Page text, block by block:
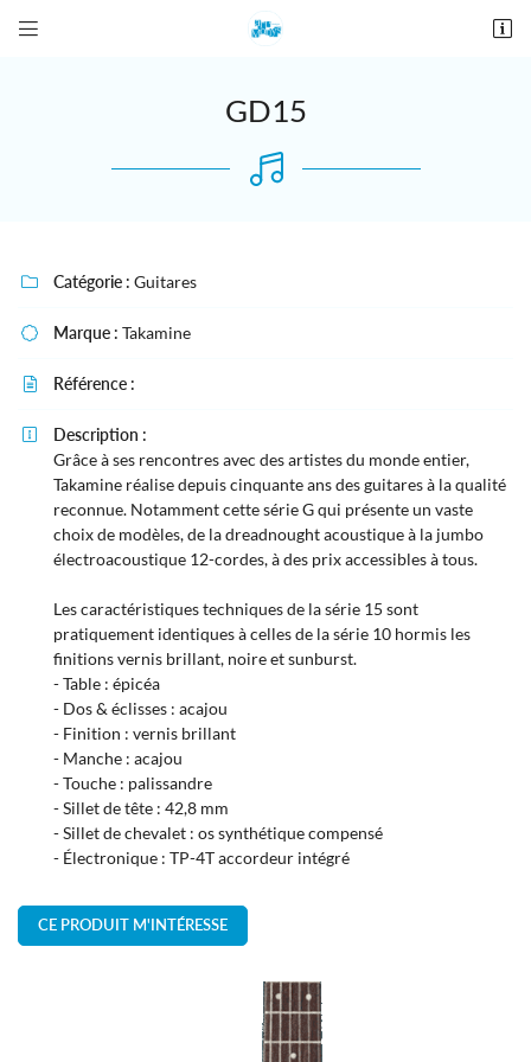
 
Recopier le code ci-contre
Rafraîchir le captcha
En cochant cette case, vous consentez à recevoir nos propositions commerciales à
l'adresse email indiqué ci-dessus. Vous pouvez vous désinscrire à tout moment en
INSCRIPTION
GD15
 Catégorie : Guitares
 Marque : Takamine
 Référence :

Description :
Grâce à ses rencontres avec des artistes du monde entier,
Takamine réalise depuis cinquante ans des guitares à la qualité
reconnue. Notamment cette série G qui présente un vaste
choix de modèles, de la dreadnought acoustique à la jumbo
électroacoustique 12-cordes, à des prix accessibles à tous.
Les caractéristiques techniques de la série 15 sont
pratiquement identiques à celles de la série 10 hormis les
finitions vernis brillant, noire et sunburst.
- Table : épicéa
- Dos & éclisses : acajou
- Finition : vernis brillant
- Manche : acajou
- Touche : palissandre
- Sillet de tête : 42,8 mm
- Sillet de chevalet : os synthétique compensé
- Électronique : TP-4T accordeur intégré
CE PRODUIT M'INTÉRESSE